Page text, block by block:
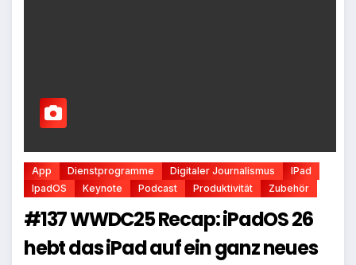
App Dienstprogramme Digitaler Journalismus
IPad
IpadOS
Keynote Podcast Produktivität Zubehör
#137 WWDC25 Recap: iPadOS 26
hebt das iPad auf ein ganz neues